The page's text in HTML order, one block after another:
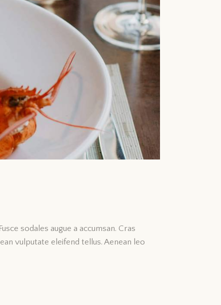
sodales augue a accumsan. Cras
vulputate eleifend tellus. Aenean leo